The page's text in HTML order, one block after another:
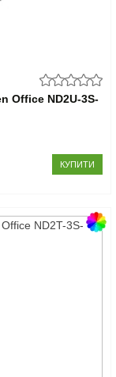
Office ND2U-3S-
КУПИТИ